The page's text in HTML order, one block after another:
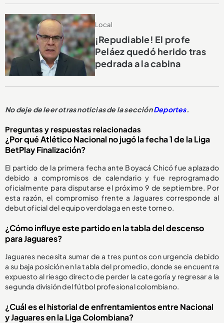
Local
¡Repudiable! El profe
Peláez quedó herido tras
pedrada a la cabina
No deje de leer otras noticias de la secciónDeportes.
Preguntas y respuestas relacionadas
¿Por qué Atlético Nacional no jugó la fecha 1 de la Liga
BetPlay Finalización?
El partido de la primera fecha ante Boyacá Chicó fue aplazado
debido a compromisos de calendario y fue reprogramado
oficialmente para disputarse el próximo 9 de septiembre. Por
esta razón, el compromiso frente a Jaguares corresponde al
debut oficial del equipo verdolaga en este torneo.
¿Cómo influye este partido en la tabla del descenso
para Jaguares?
Jaguares necesita sumar de a tres puntos con urgencia debido
a su baja posición en la tabla del promedio, donde se encuentra
expuesto al riesgo directo de perder la categoría y regresar a la
segunda división del fútbol profesional colombiano.
¿Cuál es el historial de enfrentamientos entre Nacional
y Jaguares en la Liga Colombiana?